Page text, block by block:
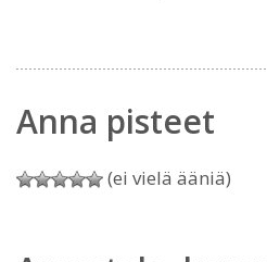
Anna pisteet
(ei vielä ääniä)